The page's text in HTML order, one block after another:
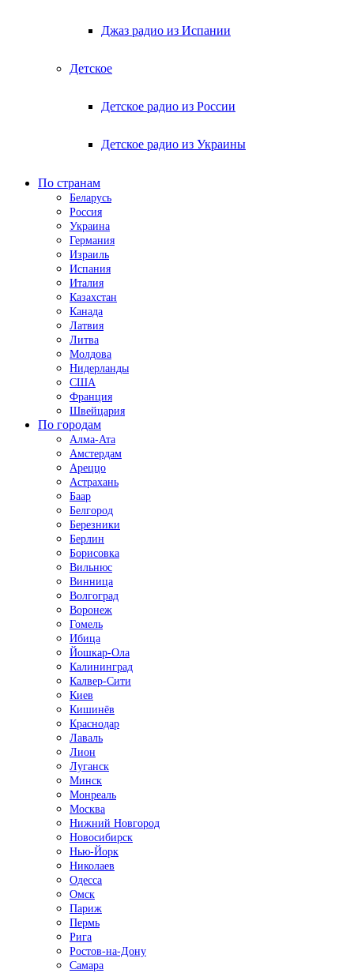
Джаз радио из Испании
Детское
Детское радио из России
Детское радио из Украины
По странам
Беларусь
Россия
Украина
Германия
Израиль
Испания
Италия
Казахстан
Канада
Латвия
Литва
Молдова
Нидерланды
США
Франция
Швейцария
По городам
Алма-Ата
Амстердам
Ареццо
Астрахань
Баар
Белгород
Березники
Берлин
Борисовка
Вильнюс
Винница
Волгоград
Воронеж
Гомель
Ибица
Йошкар-Ола
Калининград
Калвер-Сити
Киев
Кишинёв
Краснодар
Лаваль
Лион
Луганск
Минск
Монреаль
Москва
Нижний Новгород
Новосибирск
Нью-Йорк
Николаев
Одесса
Омск
Париж
Пермь
Рига
Ростов-на-Дону
Самара